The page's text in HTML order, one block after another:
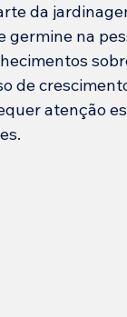
da
na
de
atenção